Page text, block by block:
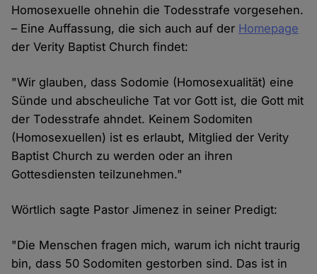
Homosexuelle ohnehin die Todesstrafe vorgesehen.
– Eine Auffassung, die sich auch auf der Homepage
der Verity Baptist Church findet:
"Wir glauben, dass Sodomie (Homosexualität) eine
Sünde und abscheuliche Tat vor Gott ist, die Gott mit
der Todesstrafe ahndet. Keinem Sodomiten
(Homosexuellen) ist es erlaubt, Mitglied der Verity
Baptist Church zu werden oder an ihren
Gottesdiensten teilzunehmen."
Wörtlich sagte Pastor Jimenez in seiner Predigt:
"Die Menschen fragen mich, warum ich nicht traurig
bin, dass 50 Sodomiten gestorben sind. Das ist in